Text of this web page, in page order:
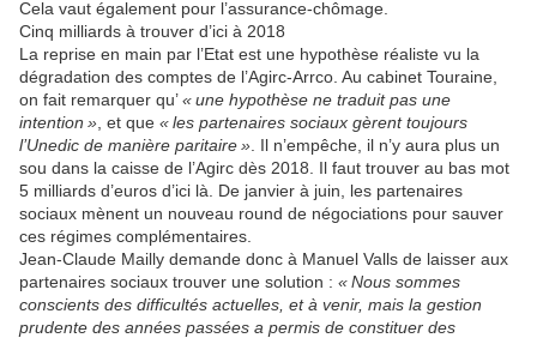
Cela vaut également pour l’assurance-chômage.
Cinq milliards à trouver d’ici à 2018
La reprise en main par l’Etat est une hypothèse réaliste vu la
dégradation des comptes de l’Agirc-Arrco. Au cabinet Touraine,
on fait remarquer qu’« une hypothèse ne traduit pas une
intention » , et que « les partenaires sociaux gèrent toujours
l’Unedic de manière paritaire » . Il n’empêche, il n’y aura plus un
sou dans la caisse de l’Agirc dès 2018. Il faut trouver au bas mot
5 milliards d’euros d’ici là. De janvier à juin, les partenaires
sociaux mènent un nouveau round de négociations pour sauver
ces régimes complémentaires.
Jean-Claude Mailly demande donc à Manuel Valls de laisser aux
partenaires sociaux trouver une solution : « Nous sommes
conscients des difficultés actuelles, et à venir, mais la gestion
prudente des années passées a permis de constituer des